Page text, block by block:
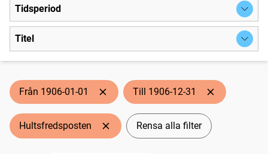
Tidsperiod
Titel
Från 1906-01-01 Till 1906-12-31
Hultsfredsposten Rensa alla filter